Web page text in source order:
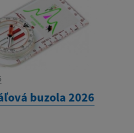
buzola 2026